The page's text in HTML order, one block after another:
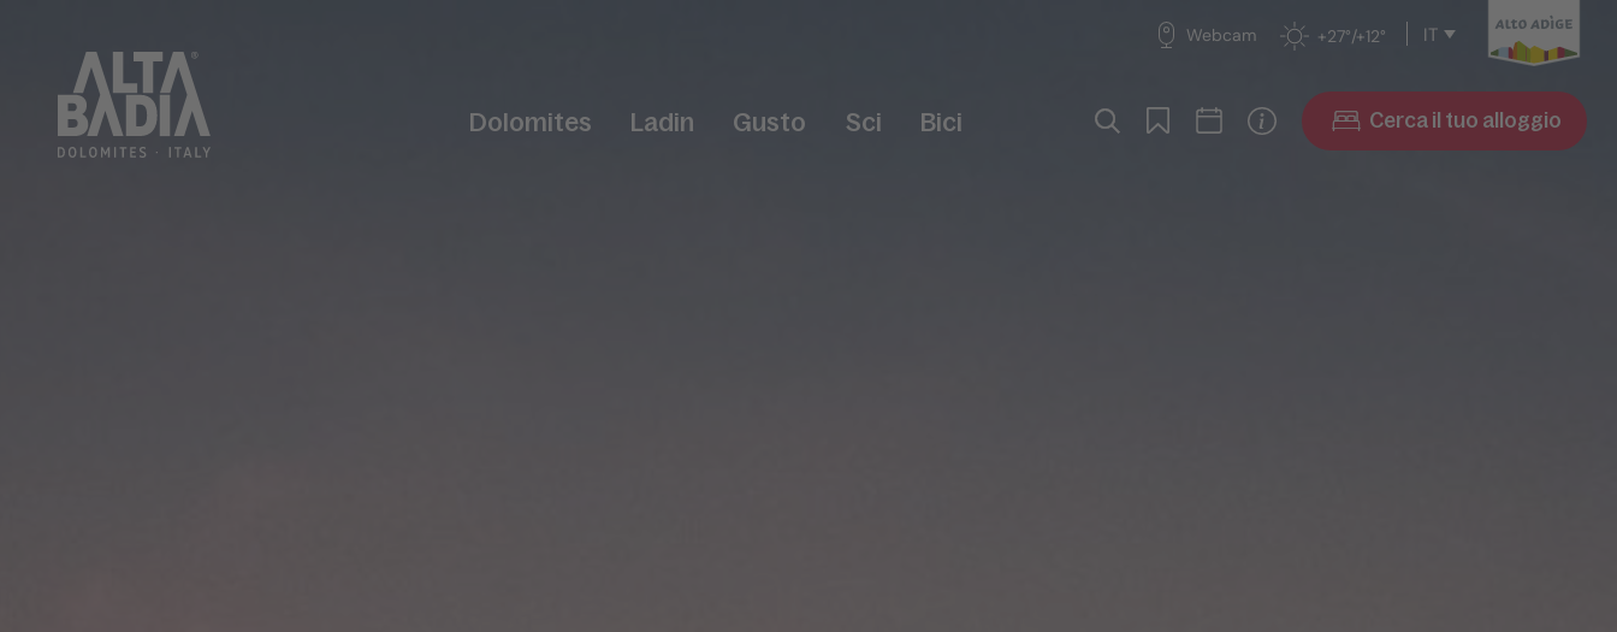
Webcam +27°/+12° IT
Dolomites Ladin Gusto Sci Bici Cerca il tuo alloggio